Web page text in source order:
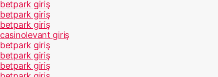
betpark giriş
betpark giriş
betpark giriş
casinolevant giriş
betpark giriş
betpark giriş
betpark giriş